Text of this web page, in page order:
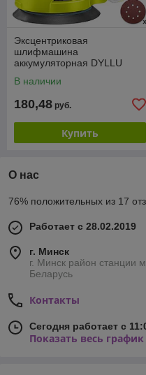
Эксцентриковая
шлифмашина
аккумуляторная DYLLU
В наличии
180,48 руб.
Купить
О нас
76% положительных из 17
Работает с 28.02.2019
г. Минск
г. Минск район станции
Беларусь
Контакты
Сегодня работает с
Показать весь